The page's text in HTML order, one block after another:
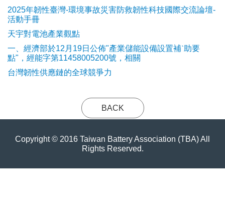
2025年韌性臺灣-環境事故災害防救韌性科技國際交流論壇-
活動手冊
天宇對電池產業觀點
​一、經濟部於12月19日公佈"產業儲能設備設置補ˋ助要
點"，經能字第11458005200號，相關
台灣韌性供應鏈的全球競爭力
BACK
Copyright © 2016 Taiwan Battery Association (TBA) All
Rights Reserved.